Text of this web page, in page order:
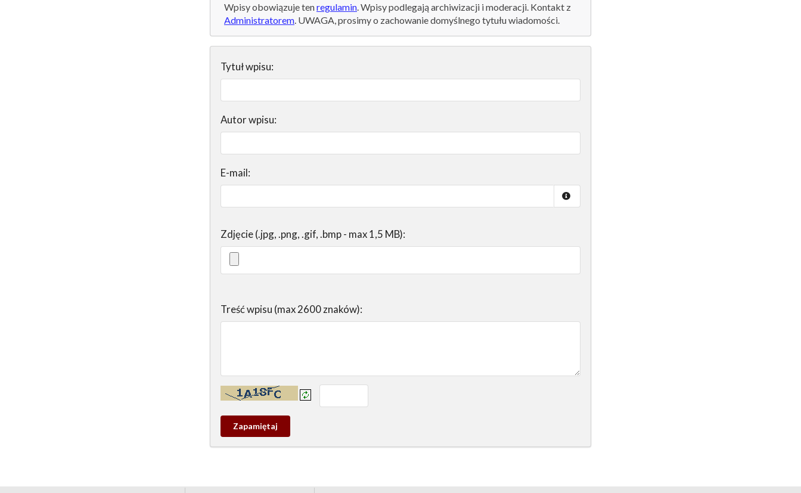
Wpisy obowiązuje tenregulamin . Wpisy podlegają archiwizacji i moderacji. Kontakt z
Administratorem . UWAGA, prosimy o zachowanie domyślnego tytułu wiadomości.
Tytuł wpisu:
Autor wpisu:
E-mail:
Zdjęcie (.jpg, .png, .gif, .bmp - max 1,5 MB):
Treść wpisu (max 2600 znaków):
Kontrola - wprowadź tekst z obrazka:
Zapamietaj
wpis